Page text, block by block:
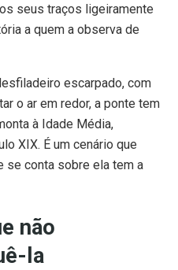
seus traços ligeiramente
a quem a observa de
escarpado, com
o ar em redor, a ponte tem
à Idade Média,
XIX. É um cenário que
se conta sobre ela tem a
não
la